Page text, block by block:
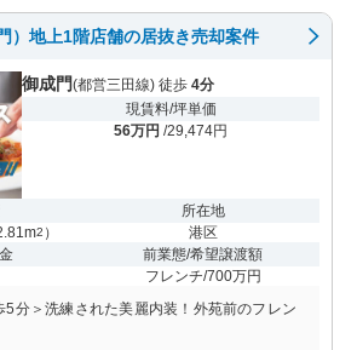
）地上1階店舗の居抜き売却案件
御成門(都営三田線) 徒歩 4分
現賃料/坪単価
56万円 /29,474円
2 ）
所在地
港区
前業態/希望譲渡額
フレンチ/700万円
5分＞洗練された美麗内装！外苑前のフレン